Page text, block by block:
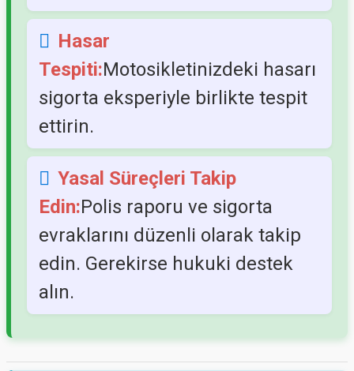
Hasar
Tespiti:Motosikletinizdeki hasarı
sigorta eksperiyle birlikte tespit
ettirin.
Yasal Süreçleri Takip
Edin:Polis raporu ve sigorta
evraklarını düzenli olarak takip
edin. Gerekirse hukuki destek
alın.